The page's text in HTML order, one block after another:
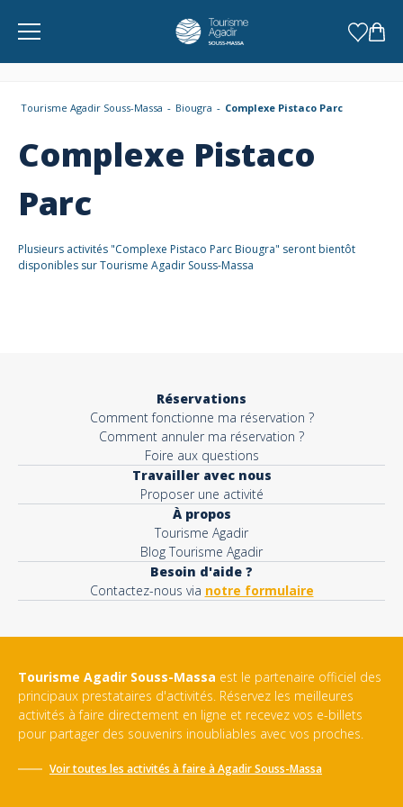
Tourisme Agadir Souss-Massa Biougra Complexe Pistaco Parc
Complexe Pistaco
Parc
Plusieurs activités "Complexe Pistaco Parc Biougra" seront bientôt
disponibles sur Tourisme Agadir Souss-Massa
Réservations
Comment fonctionne ma réservation ?
Comment annuler ma réservation ?
Foire aux questions
Travailler avec nous
Proposer une activité
À propos
Tourisme Agadir
Blog Tourisme Agadir
Besoin d'aide ?
Contactez-nous via notre formulaire
Tourisme Agadir Souss-Massa est le partenaire officiel des
principaux prestataires d'activités. Réservez les meilleures
activités à faire directement en ligne et recevez vos e-billets
pour partager des souvenirs inoubliables avec vos proches.
Voir toutes les activités à faire àAgadir Souss-Massa